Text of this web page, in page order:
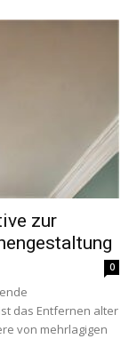
zur
0
das Entfernen alter
von mehrlagigen